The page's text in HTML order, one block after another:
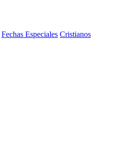
Fechas Especiales Cristianos